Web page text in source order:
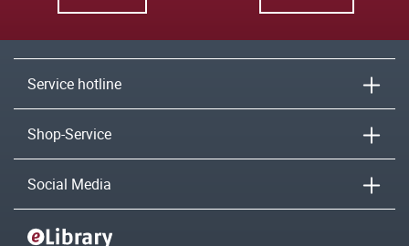
Service hotline
Shop-Service
Social Media